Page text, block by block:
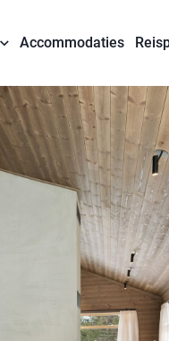
Accommodaties